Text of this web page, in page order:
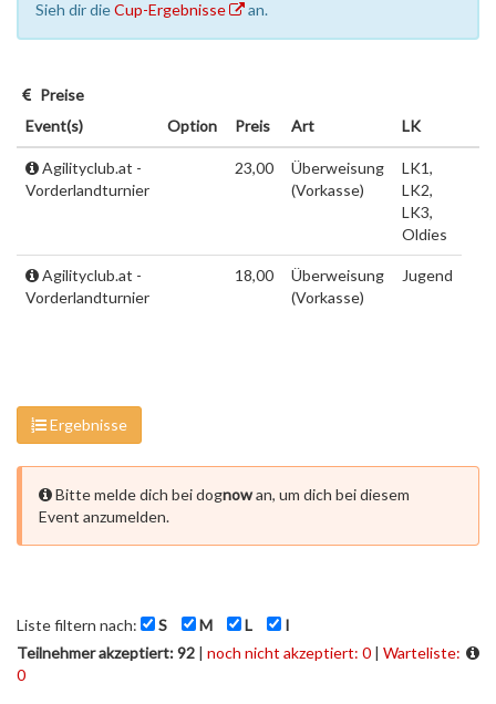
Sieh dir dieCup-Ergebnisse an.
Preise
Event(s)
Option Preis Art LK
Agilityclub.at -
Vorderlandturnier
23,00
Überweisung
(Vorkasse)
LK1,
LK2,
LK3,
Oldies
Agilityclub.at -
Vorderlandturnier
18,00
Überweisung
(Vorkasse)
Jugend
Ergebnisse
Bitte melde dich bei dognowan, um dich bei diesem
Event anzumelden.
Liste filtern nach: S M L
I
Teilnehmer akzeptiert: 92 | noch nicht akzeptiert: 0 | Warteliste:
0